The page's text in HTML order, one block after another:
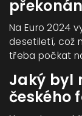
Na Euro 2024
desetiletí, což
třeba počkat
Jaký byl
českého